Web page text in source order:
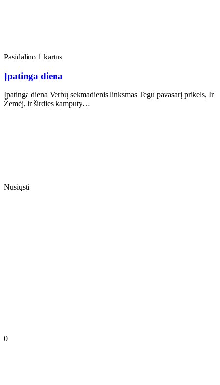
Pasidalino 1 kartus
Įpatinga diena
Įpatinga diena Verbų sekmadienis linksmas Tegu pavasarį prikels, Ir
Žemėj, ir širdies kamputy…
Nusiųsti
0